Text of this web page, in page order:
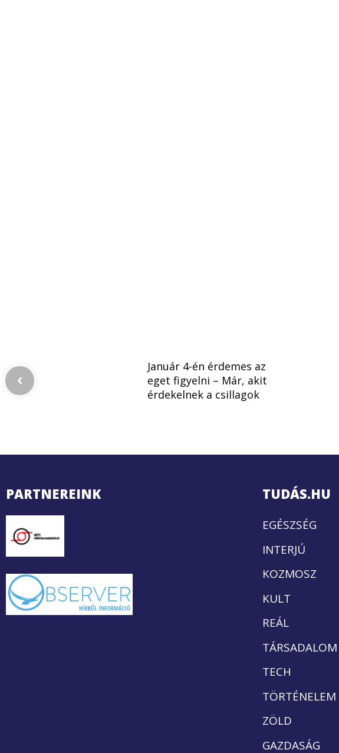
Január 4-én érdemes az
eget figyelni – Már, akit
érdekelnek a csillagok
PARTNEREINK TUDÁS.HU
EGÉSZSÉG
INTERJÚ
KOZMOSZ
KULT
REÁL
TÁRSADALOM
TECH
TÖRTÉNELEM
ZÖLD
GAZDASÁG